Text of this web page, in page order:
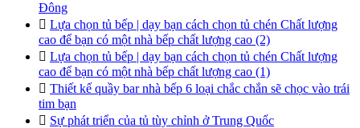
Đông
 Lựa chọn tủ bếp | dạy bạn cách chọn tủ chén Chất lượng
cao để bạn có một nhà bếp chất lượng cao (2)
 Lựa chọn tủ bếp | dạy bạn cách chọn tủ chén Chất lượng
cao để bạn có một nhà bếp chất lượng cao (1)
 Thiết kế quầy bar nhà bếp 6 loại chắc chắn sẽ chọc vào trái
tim bạn
 Sự phát triển của tủ tùy chỉnh ở Trung Quốc